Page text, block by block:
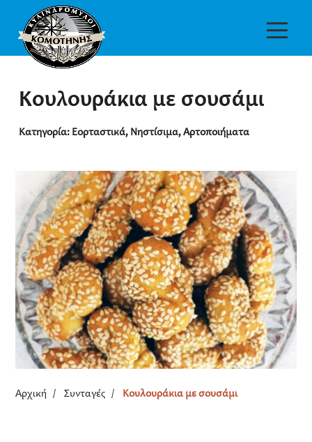
Κουλουράκια με σουσάμι
Κατηγορία: Εορταστικά, Νηστίσιμα,Αρτοποιήματα
Αρχική /Συνταγές / Κουλουράκια με σουσάμι